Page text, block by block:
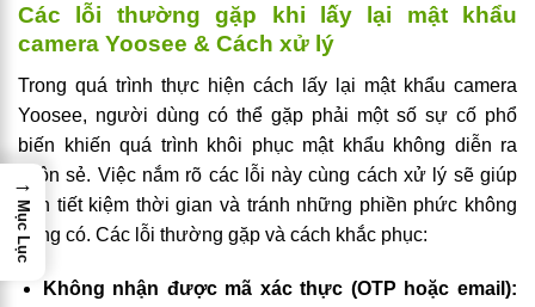
Các lỗi thường gặp khi lấy lại mật khẩu
camera Yoosee & Cách xử lý
Trong quá trình thực hiện cách lấy lại mật khẩu camera
Yoosee, người dùng có thể gặp phải một số sự cố phổ
biến khiến quá trình khôi phục mật khẩu không diễn ra
suôn sẻ. Việc nắm rõ các lỗi này cùng cách xử lý sẽ giúp
bạn tiết kiệm thời gian và tránh những phiền phức không
đáng có. Các lỗi thường gặp và cách khắc phục:
Không nhận được mã xác thực (OTP hoặc email):
→
Mục Lục